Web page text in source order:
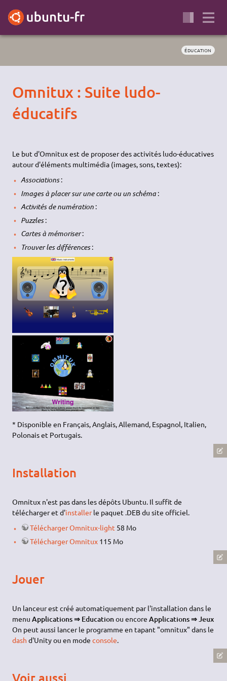
ÉDUCATION
Omnitux : Suite ludo-
éducatifs
Le but d'Omnitux est de proposer des activités ludo-éducatives
autour d'éléments multimédia (images, sons, textes):
Associations:
Images à placer sur une carte ou un schéma:
Activités de numération:
Puzzles:
Cartes à mémoriser:
Trouver les différences:
* Disponible en Français, Anglais, Allemand, Espagnol, Italien,
Polonais et Portugais.
Installation
Omnitux n'est pas dans les dépôts Ubuntu. Il suffit de
télécharger et d'installerle paquet .DEB du site officiel.
Télécharger Omnitux-light 58 Mo
Télécharger Omnitux 115 Mo
Jouer
Un lanceur est créé automatiquement par l'installation dans le
menuApplications ⇒ Educationou encoreApplications ⇒ Jeux
On peut aussi lancer le programme en tapant "omnitux" dans le
dash d'Unity ou en modeconsole.
Voir aussi